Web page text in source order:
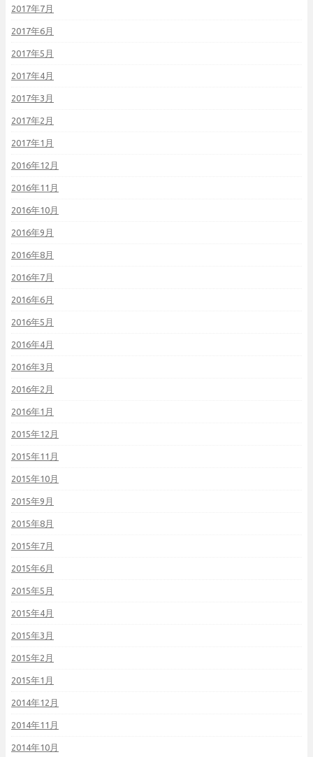
2017年7月
2017年6月
2017年5月
2017年4月
2017年3月
2017年2月
2017年1月
2016年12月
2016年11月
2016年10月
2016年9月
2016年8月
2016年7月
2016年6月
2016年5月
2016年4月
2016年3月
2016年2月
2016年1月
2015年12月
2015年11月
2015年10月
2015年9月
2015年8月
2015年7月
2015年6月
2015年5月
2015年4月
2015年3月
2015年2月
2015年1月
2014年12月
2014年11月
2014年10月